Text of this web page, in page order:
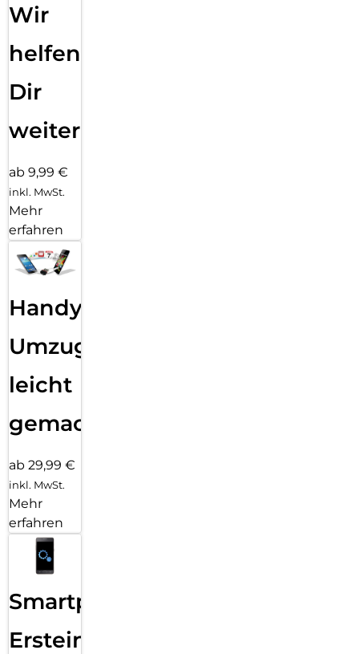
Wir
helfen
Dir
weiter
ab 9,99 €
inkl. MwSt.
Mehr
erfahren
Handy
Umzug
leicht
gemacht!
ab 29,99 €
inkl. MwSt.
Mehr
erfahren
Smartphone
Ersteinrichtung